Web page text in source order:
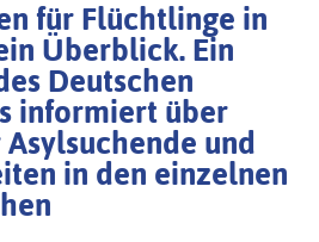
in den einzelnen Bildungsbereichen
für Flüchtlinge in
Überblick. Ein
Deutschen
informiert über
und
in den einzelnen